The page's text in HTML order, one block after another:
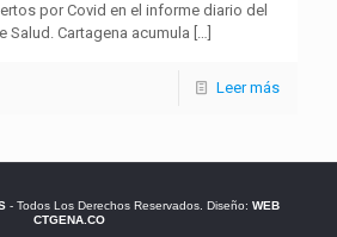
por Covid en el informe diario del
Salud. Cartagena acumula […]
Leer más
- Todos Los Derechos Reservados. Diseño: WEB
CTGENA.CO